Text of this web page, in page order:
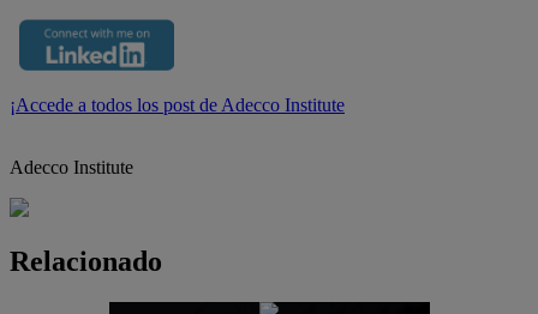
¡Accede a todos los post de Adecco Institute
Adecco Institute
Relacionado